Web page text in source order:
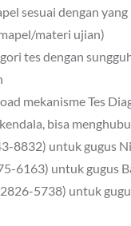
sesuai dengan
materi ujian)
tes dengan
mekanisme Tes
bisa
8832) untuk gugus
6163) untuk gugus
5738) untuk